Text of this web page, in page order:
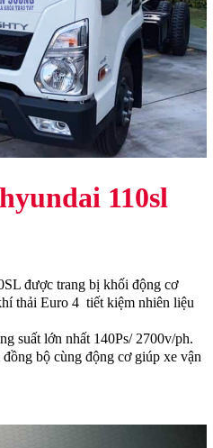
110sl
được trang bị khối động cơ
thải Euro 4 tiết kiệm nhiên liệu
suất lớn nhất 140Ps/ 2700v/ph.
bộ cùng động cơ giúp xe vận